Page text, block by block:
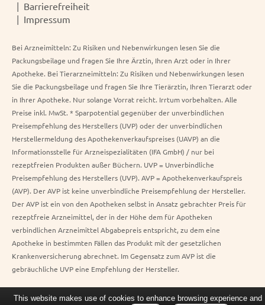
Barrierefreiheit
Impressum
Bei Arzneimitteln: Zu Risiken und Nebenwirkungen lesen Sie die
Packungsbeilage und fragen Sie Ihre Ärztin, Ihren Arzt oder in Ihrer
Apotheke. Bei Tierarzneimitteln: Zu Risiken und Nebenwirkungen lesen
Sie die Packungsbeilage und fragen Sie Ihre Tierärztin, Ihren Tierarzt oder
in Ihrer Apotheke. Nur solange Vorrat reicht. Irrtum vorbehalten. Alle
Preise inkl. MwSt. * Sparpotential gegenüber der unverbindlichen
Preisempfehlung des Herstellers (UVP) oder der unverbindlichen
Herstellermeldung des Apothekenverkaufspreises (UAVP) an die
Informationsstelle für Arzneispezialitäten (IFA GmbH) / nur bei
rezeptfreien Produkten außer Büchern. UVP = Unverbindliche
Preisempfehlung des Herstellers (UVP). AVP = Apothekenverkaufspreis
(AVP). Der AVP ist keine unverbindliche Preisempfehlung der Hersteller.
Der AVP ist ein von den Apotheken selbst in Ansatz gebrachter Preis für
rezeptfreie Arzneimittel, der in der Höhe dem für Apotheken
verbindlichen Arzneimittel Abgabepreis entspricht, zu dem eine
Apotheke in bestimmten Fällen das Produkt mit der gesetzlichen
Krankenversicherung abrechnet. Im Gegensatz zum AVP ist die
gebräuchliche UVP eine Empfehlung der Hersteller.
This website makes use of cookies to enhance browsing experience and